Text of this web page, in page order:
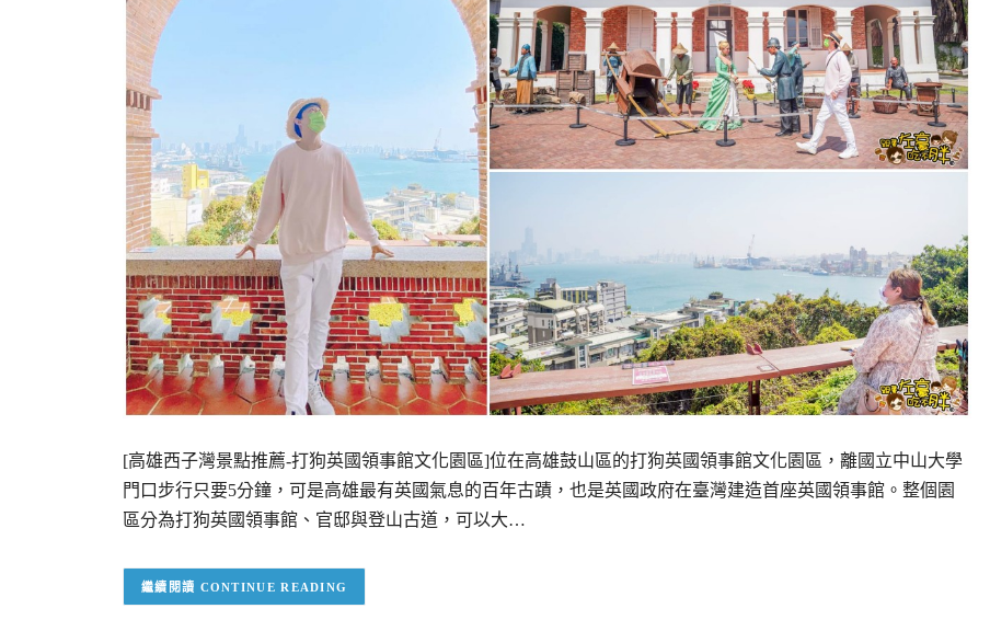
[高雄西子灣景點推薦-打狗英國領事館文化園區]位在高雄鼓山區的打狗英國領事館文化園區，離國立中山大學
門口步行只要5分鐘，可是高雄最有英國氣息的百年古蹟，也是英國政府在臺灣建造首座英國領事館。整個園
區分為打狗英國領事館、官邸與登山古道，可以大…
CONTINUE READING